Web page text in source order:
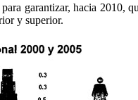
garantizar, hacia 2010,
y superior.